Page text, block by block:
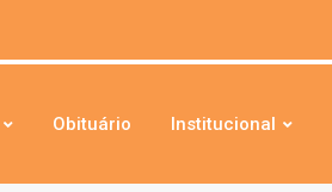
Obituário Institucional